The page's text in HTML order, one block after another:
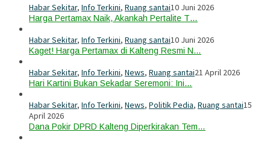
Habar Sekitar, Info Terkini, Ruang santai10 Juni 2026
Harga Pertamax Naik, Akankah Pertalite T…
Habar Sekitar, Info Terkini, Ruang santai10 Juni 2026
Kaget! Harga Pertamax di Kalteng Resmi N…
Habar Sekitar, Info Terkini, News, Ruang santai21 April 2026
Hari Kartini Bukan Sekadar Seremoni: Ini…
Habar Sekitar, Info Terkini, News, Politik Pedia, Ruang santai15
April 2026
Dana Pokir DPRD Kalteng Diperkirakan Tem…